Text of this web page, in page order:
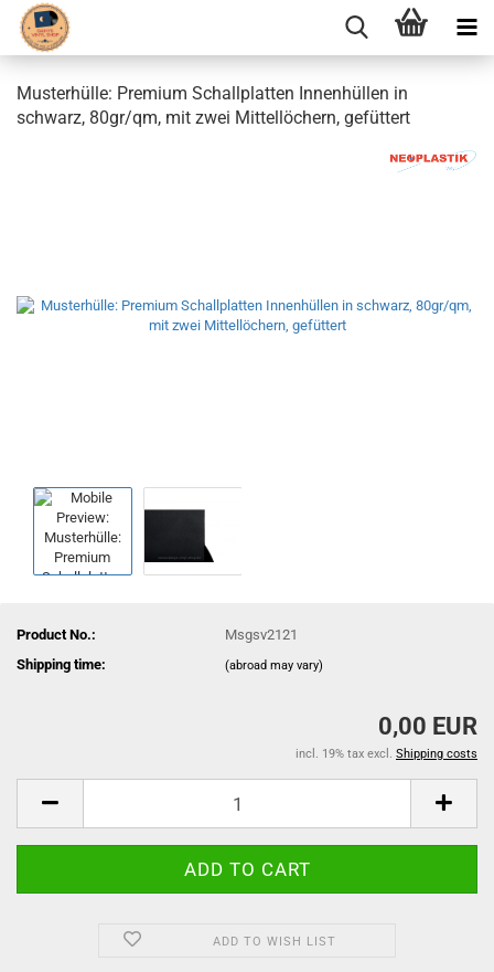
Musterhülle: Premium Schallplatten Innenhüllen in
schwarz, 80gr/qm, mit zwei Mittellöchern, gefüttert
Product No.:
Msgsv2121
Shipping time:
(abroad may vary)
0,00 EUR
incl. 19% tax excl. Shipping costs
ADD TO WISH LIST